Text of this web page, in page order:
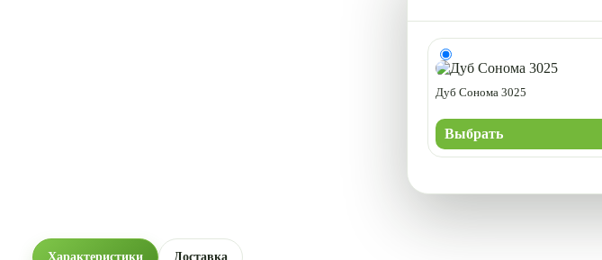
Дуб Сонома 3025
Выбрать
Характеристики Доставка